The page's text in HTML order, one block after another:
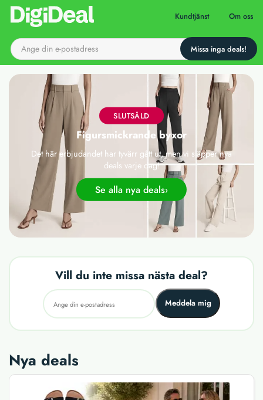
Till startsidan Kundtjänst Om oss
SLUTSÅLD
Figursmickrande byxor
Det här erbjudandet har tyvärr gått ut, men vi släpper nya
deals varje dag!
Se alla nya deals
Vill du inte missa nästa deal?
Meddela mig
Nya deals